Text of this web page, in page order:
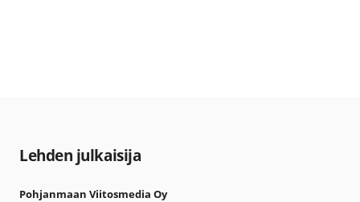
Lehden julkaisija
Pohjanmaan Viitosmedia Oy